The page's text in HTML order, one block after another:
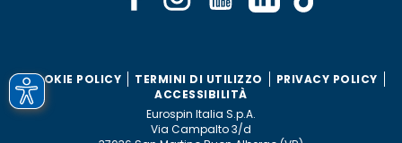
COOKIE POLICY TERMINI DI UTILIZZO
PRIVACY POLICY
ACCESSIBILITÀ
Eurospin Italia S.p.A.
Via Campalto 3/d